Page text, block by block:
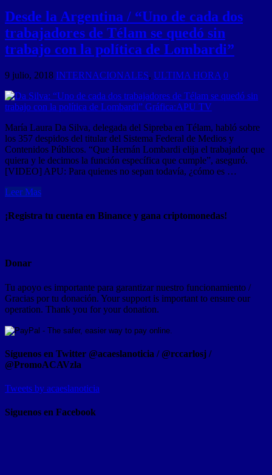
Desde la Argentina / “Uno de cada dos
trabajadores de Télam se quedó sin
trabajo con la política de Lombardi”
9 julio, 2018 INTERNACIONALES, ULTIMA HORA 0
María Laura Da Silva, delegada del Sipreba en Télam, habló sobre
los 357 despidos del titular del Sistema Federal de Medios y
Contenidos Públicos. “Que Hernán Lombardi elija el trabajador que
quiera y le decimos la función específica que cumple”, aseguró.
[VIDEO] APU: Para quienes no sepan todavía, ¿cómo es …
Leer Mas
¡Registra tu cuenta en Binance y gana criptomonedas!
Donar
Tu apoyo es importante para garantizar nuestro funcionamiento /
Gracias por tu donación. Your support is important to ensure our
operation. Thank you for your donation.
Síguenos en Twitter @acaeslanoticia / @rccarlosj /
@PromoACAVzla
Tweets by acaeslanoticia
Siguenos en Facebook